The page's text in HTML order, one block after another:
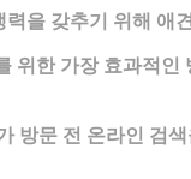
력을 갖추기 위해 애
위한 가장 효과적
방문 전 온라인 검